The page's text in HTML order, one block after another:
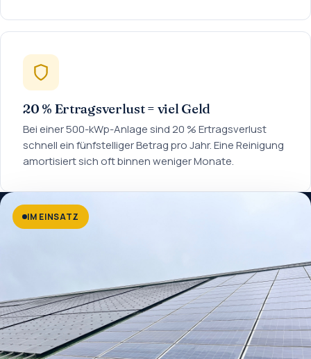
20 % Ertragsverlust = viel Geld
Bei einer 500-kWp-Anlage sind 20 % Ertragsverlust
schnell ein fünfstelliger Betrag pro Jahr. Eine Reinigung
amortisiert sich oft binnen weniger Monate.
IM EINSATZ